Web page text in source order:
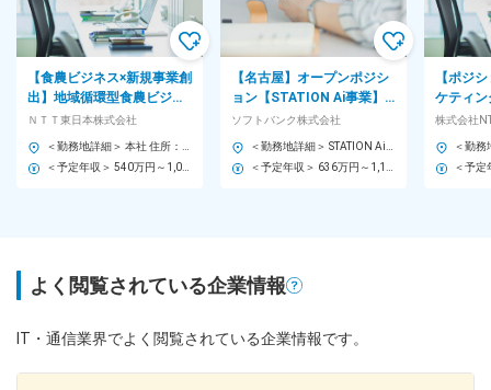
【食農ビジネス×新規事業創
出】地域循環型食農ビジネ
スの推進／コンサルティン
グ＜J2011＞
ＮＴＴ東日本株式会社
【名古屋】オープンポジシ
ョン【STATION Ai事業】
日本最大級・オープンイノ
ベーション拠点【K】
ソフトバンク株式会社
【ポジ
ケティ
ビッグデ
リュー
＞
株式会社
よく閲覧されている企業情報
IT・通信業界でよく閲覧されている企業情報です。